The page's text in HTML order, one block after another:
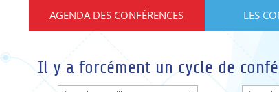
AGENDA DES CONFÉRENCES LES
Il y a forcément un cycle de